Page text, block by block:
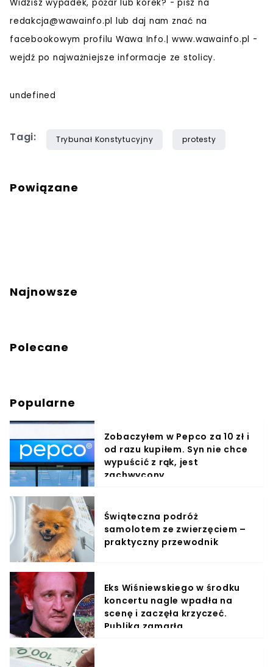
Widzisz wypadek, pożar lub korek? - pisz na
redakcja@wawainfo.pl lub daj nam znać na
facebookowym profilu Wawa Info.| www.wawainfo.pl -
wejdź po najważniejsze informacje ze stolicy.
undefined
Tagi: Trybunał Konstytucyjny protesty
Powiązane
Najnowsze
Polecane
Popularne
Zobaczyłem w Pepco za 10 zł i
od razu kupiłem. Syn nie chce
wypuścić z rąk, jest
zachwycony
Świąteczna podróż
samolotem ze zwierzęciem –
praktyczny przewodnik
Eks Wiśniewskiego w środku
koncertu nagle wpadła na
scenę i zaczęła krzyczeć.
Publika zamarła